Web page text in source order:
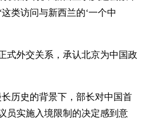
类访问与新西兰的‘一个中
式外交关系，承认北京为中国政
历史的背景下，部长对中国首
员实施入境限制的决定感到意